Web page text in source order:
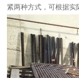
紧两种方式，可根据实